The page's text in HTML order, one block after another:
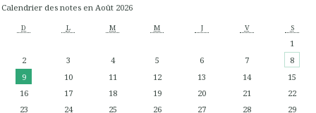
Calendrier des notes en Août 2026
D L M M J V S
1
2
3 4 5 6 7
8
9
10 11 12 13 14
15
16
17 18 19 20 21
22
23
24 25 26 27 28
29